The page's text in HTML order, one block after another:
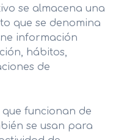
se almacena una
que se denomina
información
hábitos,
de
funcionan de
se usan para